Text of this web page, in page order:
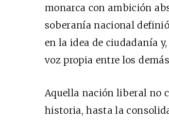
monarca con ambición
soberanía nacional
en la idea de ciudadanía
voz propia entre los
Aquella nación liberal no
historia, hasta la